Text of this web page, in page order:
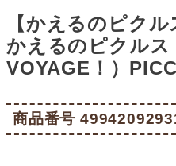
【かえるのピク
かえるのピクル
VOYAGE！）
商品番号